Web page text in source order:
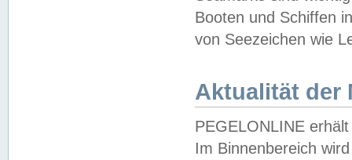
Booten und Schiffen
von Seezeichen wie
Aktualität der
PEGELONLINE
Im Binnenbereich